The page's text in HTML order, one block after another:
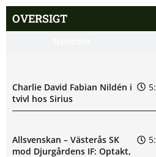
OVERSIGT
Charlie David Fabian Nildén i
tvivl hos Sirius
Allsvenskan – Västerås SK
mod Djurgårdens IF: Optakt,